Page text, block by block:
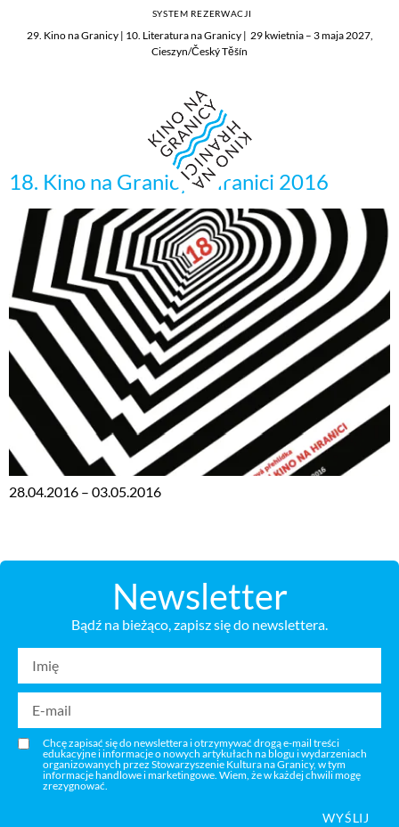
29. Kino na Granicy | 10. Literatura na Granicy | 29 kwietnia – 3 maja 2027,
Cieszyn/Český Těšín
SYSTEM REZERWACJI
18. Kino na Granicy / Hranici 2016
28.04.2016 – 03.05.2016
Newsletter
Bądź na bieżąco, zapisz się do newslettera.
Chcę zapisać się do newslettera i otrzymywać drogą e-mail treści
edukacyjne i informacje o nowych artykułach na blogu i wydarzeniach
organizowanych przez Stowarzyszenie Kultura na Granicy, w tym
informacje handlowe i marketingowe. Wiem, że w każdej chwili mogę
zrezygnować.
WYŚLIJ